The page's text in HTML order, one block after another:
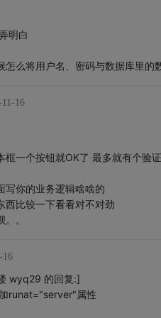
明白
怎么将用户名、密码与数据库里的
16
框一个按钮就OK了 最多就有个验
写你的业务逻辑啥啥的
西比较一下看看对不对劲
。
16
wyq29 的回复:]
runat="server"属性